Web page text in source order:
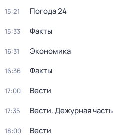
15:21 Погода 24
15:33 Факты
16:31 Экономика
16:36 Факты
17:00 Вести
17:35 Вести. Дежурная часть
18:00 Вести